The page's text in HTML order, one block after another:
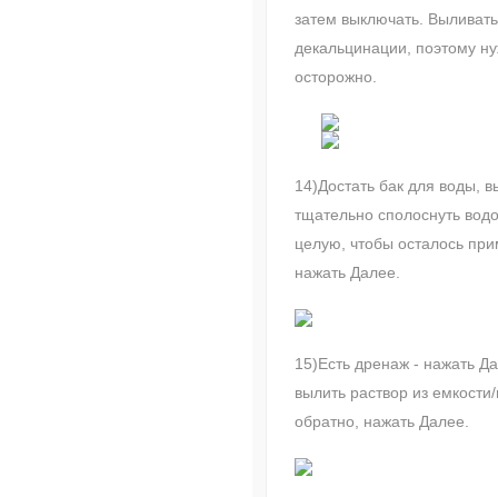
затем выключать.
декальцинации, поэтому
осторожно.
14)Достать бак для воды,
тщательно сполоснуть
целую, чтобы осталось
нажать Далее.
15)Есть дренаж - нажать
вылить раствор из
обратно, нажать Далее.